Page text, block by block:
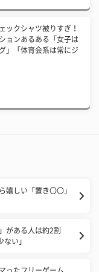
ックシャツ被りすぎ！
ョンあるある「女子は
」「体育会系は常にジ
嬉しい「置き〇〇」
がある人は約2割
ない」
ったフリーゲーム